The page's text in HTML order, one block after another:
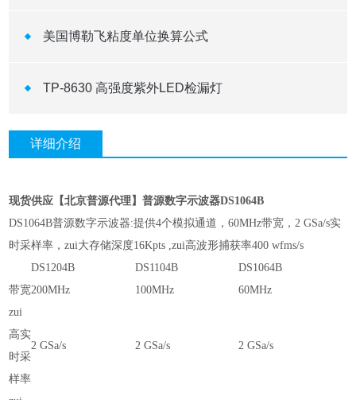
美国博勒飞粘度单位换算公式
TP-8630 高强度紫外LED检漏灯
详细介绍
现货供应【北京普源代理】普源数字示波器DS1064B
DS1064B普源数字示波器:提供4个模拟通道，60MHz带宽，2 GSa/s实
时采样率，zui大存储深度16Kpts ,zui高波形捕获率400 wfms/s
DS1204B
DS1104B
DS1064B
带宽200MHz 100MHz
60MHz
zui
高实
时采
样率
2 GSa/s 2 GSa/s 2 GSa/s